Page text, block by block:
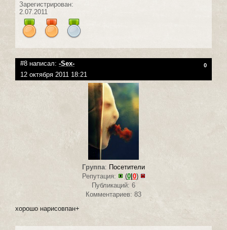
Зарегистрирован:
2.07.2011
#8 написал: -Sex- 0
12 октября 2011 18:21
Группа: Посетители
Репутация:
(0| 0)
Публикаций: 6
Комментариев: 83
хорошо нарисовпан+